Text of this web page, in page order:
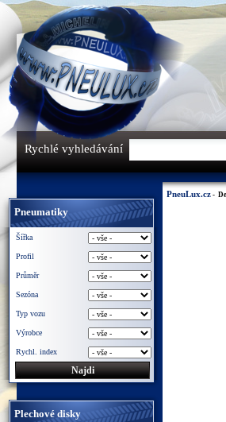
Rychlé vyhledávání
Pneumatiky
Šířka
Profil
Průměr
Sezóna
Typ vozu
Výrobce
Rychl. index
Plechové disky
PneuLux.cz -